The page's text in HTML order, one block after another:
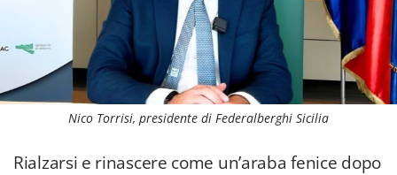
Nico Torrisi, presidente di Federalberghi Sicilia
Rialzarsi e rinascere come un’araba fenice dopo